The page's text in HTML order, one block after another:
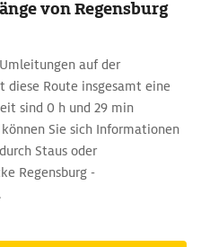
von Regensburg
auf der
diese Route insgesamt eine
sind 0 h und 29 min
Sie sich Informationen
Staus oder
Regensburg -